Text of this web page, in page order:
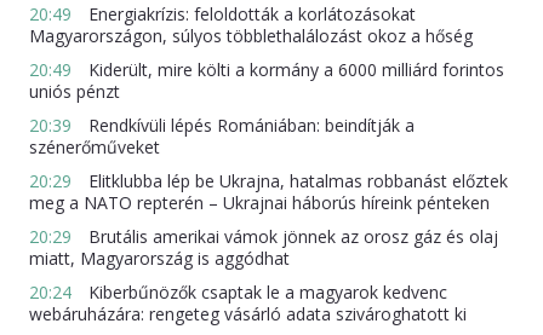
20:49
Energiakrízis: feloldották a korlátozásokat
Magyarországon, súlyos többlethalálozást okoz a hőség
20:49
Kiderült, mire költi a kormány a 6000 milliárd forintos
uniós pénzt
20:39
Rendkívüli lépés Romániában: beindítják a
szénerőműveket
20:29
Elitklubba lép be Ukrajna, hatalmas robbanást előztek
meg a NATO repterén – Ukrajnai háborús híreink pénteken
20:29
Brutális amerikai vámok jönnek az orosz gáz és olaj
miatt, Magyarország is aggódhat
20:24
Kiberbűnözők csaptak le a magyarok kedvenc
webáruházára: rengeteg vásárló adata szivároghatott ki